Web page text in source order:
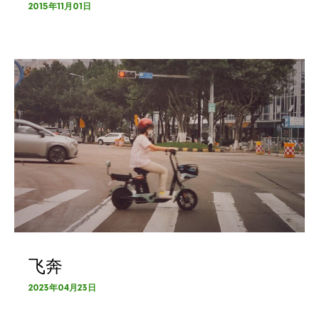
2015年11月01日
飞奔
2023年04月23日